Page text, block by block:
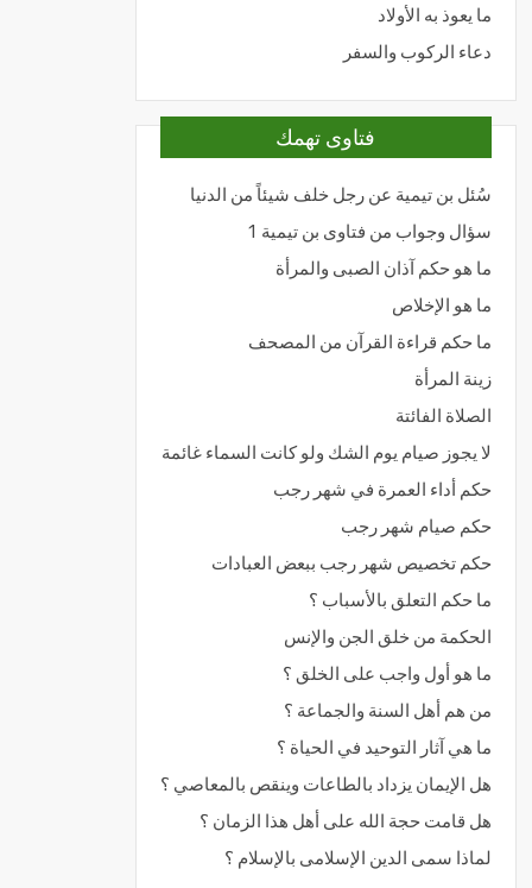
ما يعوذ به الأولاد
دعاء الركوب والسفر
فتاوى تهمك
سُئل بن تيمية عن رجل خلف شيئاً من الدنيا
سؤال وجواب من فتاوى بن تيمية 1
ما هو حكم آذان الصبى والمرأة
ما هو الإخلاص
ما حكم قراءة القرآن من المصحف
زينة المرأة
الصلاة الفائتة
لا يجوز صيام يوم الشك ولو كانت السماء غائمة
حكم أداء العمرة في شهر رجب
حكم صيام شهر رجب
حكم تخصيص شهر رجب ببعض العبادات
ما حكم التعلق بالأسباب ؟
الحكمة من خلق الجن والإنس
ما هو أول واجب على الخلق ؟
من هم أهل السنة والجماعة ؟
ما هي آثار التوحيد في الحياة ؟
هل الإيمان يزداد بالطاعات وينقص بالمعاصي ؟
هل قامت حجة الله على أهل هذا الزمان ؟
لماذا سمى الدين الإسلامى بالإسلام ؟